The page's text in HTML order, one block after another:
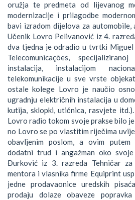
oružja te predmeta od lijevanog
modernizacije i prilagodbe
bavi izradom dijelova za
Učenik Lovro Pelivanović iz 4.
dva tjedna je odradio u tvrtki
Telecomunicações,
instalacija, instalacijom
telekomunikacije u sve vrste
ostale kolege Lovro je naučio
ugradnju električnih instalacija u
kutija, sklopki, utičnica, rasvjete
Lovro radio tokom svoje prakse bilo
no Lovro se po vlastitim riječima
obavljenim poslom, a ovim putem
dodatni trud i angažman oko
Đurković iz 3. razreda Tehničar
mentora i vlasnika firme Equiprint
jedne prodavaonice uredskih
prodaju dolaze obaveze